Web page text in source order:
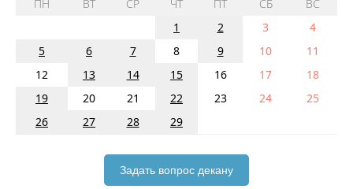
ПН ВТ СР ЧТ ПТ СБ
ВС
1
2 3
4
5
6 7 8 9 10
11
12
13 14 15 16 17
18
19
20 21 22 23 24
25
26
27 28 29
Задать вопрос декану